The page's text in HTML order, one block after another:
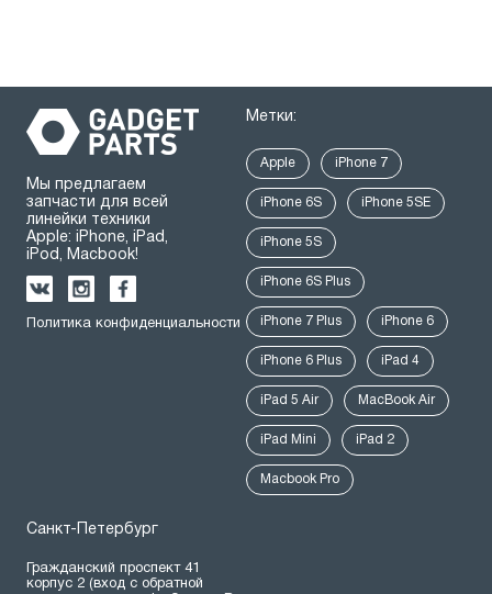
Мы предлагаем
запчасти для всей
линейки техники
Apple: iPhone, iPad,
iPod, Macbook!
Политика конфиденциальности
Метки:
Apple iPhone 7
iPhone 6S iPhone 5SE
iPhone 5S
iPhone 6S Plus
iPhone 7 Plus iPhone 6
iPhone 6 Plus iPad 4
iPad 5 Air MacBook Air
iPad Mini iPad 2
Macbook Pro
Санкт-Петербург
Гражданский проспект 41
корпус 2 (вход с обратной